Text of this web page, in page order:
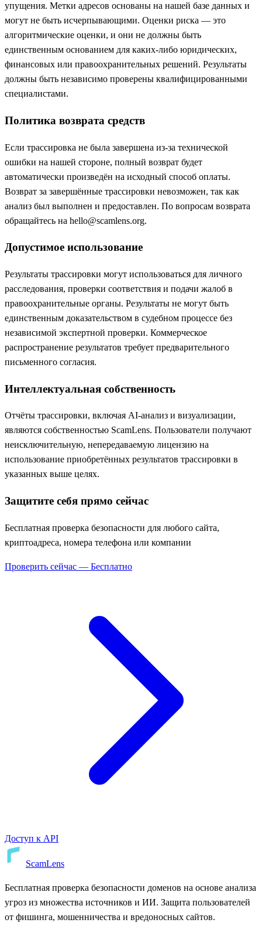
упущения. Метки адресов основаны на нашей базе данных и
могут не быть исчерпывающими. Оценки риска — это
алгоритмические оценки, и они не должны быть
единственным основанием для каких-либо юридических,
финансовых или правоохранительных решений. Результаты
должны быть независимо проверены квалифицированными
специалистами.
Политика возврата средств
Если трассировка не была завершена из-за технической
ошибки на нашей стороне, полный возврат будет
автоматически произведён на исходный способ оплаты.
Возврат за завершённые трассировки невозможен, так как
анализ был выполнен и предоставлен. По вопросам возврата
обращайтесь на hello@scamlens.org.
Допустимое использование
Результаты трассировки могут использоваться для личного
расследования, проверки соответствия и подачи жалоб в
правоохранительные органы. Результаты не могут быть
единственным доказательством в судебном процессе без
независимой экспертной проверки. Коммерческое
распространение результатов требует предварительного
письменного согласия.
Интеллектуальная собственность
Отчёты трассировки, включая AI-анализ и визуализации,
являются собственностью ScamLens. Пользователи получают
неисключительную, непередаваемую лицензию на
использование приобретённых результатов трассировки в
указанных выше целях.
Защитите себя прямо сейчас
Бесплатная проверка безопасности для любого сайта,
криптоадреса, номера телефона или компании
Проверить сейчас — Бесплатно
Доступ к API
ScamLens
Бесплатная проверка безопасности доменов на основе анализа
угроз из множества источников и ИИ. Защита пользователей
от фишинга, мошенничества и вредоносных сайтов.